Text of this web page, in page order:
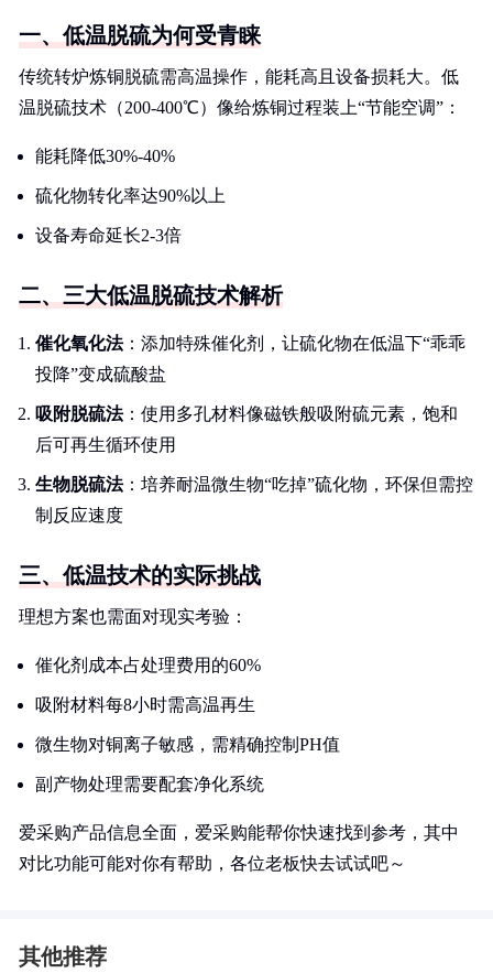
一、低温脱硫为何受青睐
传统转炉炼铜脱硫需高温操作，能耗高且设备损耗大。低
温脱硫技术（200-400℃）像给炼铜过程装上“节能空调”：
能耗降低30%-40%
硫化物转化率达90%以上
设备寿命延长2-3倍
二、三大低温脱硫技术解析
催化氧化法：添加特殊催化剂，让硫化物在低温下“乖乖
投降”变成硫酸盐
吸附脱硫法：使用多孔材料像磁铁般吸附硫元素，饱和
后可再生循环使用
生物脱硫法：培养耐温微生物“吃掉”硫化物，环保但需控
制反应速度
三、低温技术的实际挑战
理想方案也需面对现实考验：
催化剂成本占处理费用的60%
吸附材料每8小时需高温再生
微生物对铜离子敏感，需精确控制PH值
副产物处理需要配套净化系统
爱采购产品信息全面，爱采购能帮你快速找到参考，其中
对比功能可能对你有帮助，各位老板快去试试吧～
其他推荐